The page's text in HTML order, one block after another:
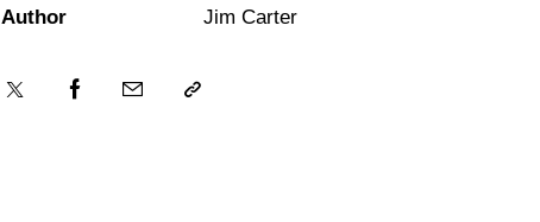
Author Jim Carter